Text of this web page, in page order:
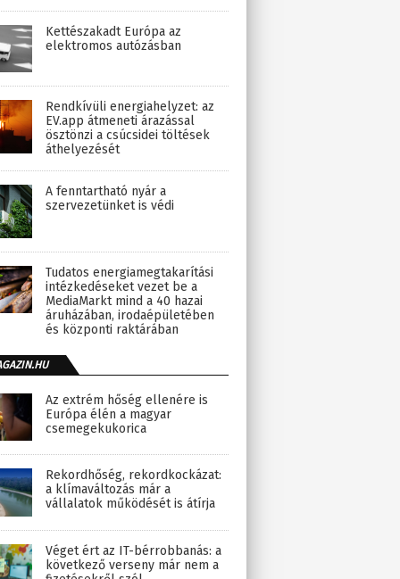
Kettészakadt Európa az
elektromos autózásban
Rendkívüli energiahelyzet: az
EV.app átmeneti árazással
ösztönzi a csúcsidei töltések
áthelyezését
A fenntartható nyár a
szervezetünket is védi
Tudatos energiamegtakarítási
intézkedéseket vezet be a
MediaMarkt mind a 40 hazai
áruházában, irodaépületében
és központi raktárában
Az extrém hőség ellenére is
Európa élén a magyar
csemegekukorica
Rekordhőség, rekordkockázat:
a klímaváltozás már a
vállalatok működését is átírja
Véget ért az IT-bérrobbanás: a
következő verseny már nem a